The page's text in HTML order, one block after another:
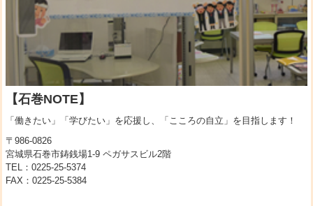
【石巻NOTE】
「働きたい」「学びたい」を応援し、「こころの自立」を目指します！
〒986-0826
宮城県石巻市鋳銭場1-9 ペガサスビル2階
TEL：0225-25-5374
FAX：0225-25-5384